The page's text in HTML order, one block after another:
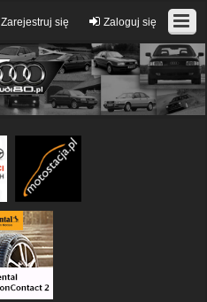
Zaloguj się
Zarejestruj się